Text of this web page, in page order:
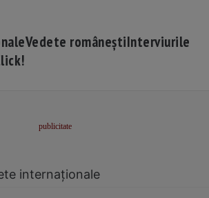
Vedete româneștiInterviurile
internaționale